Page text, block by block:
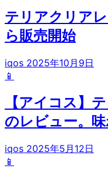
テリアクリア
ら販売開始
iqos 2025年10月9日
📱
【アイコス】
のレビュー。
iqos 2025年5月12日
📱